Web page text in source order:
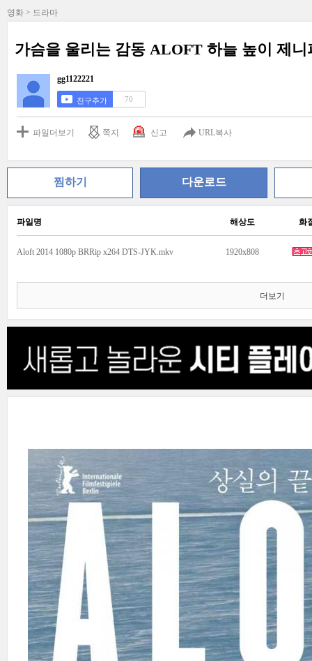
영화 > 드라마
가슴을 울리는 감동 ALOFT 하늘 높이 제니
gg1122221
친구추가 70
파일더보기 쪽지 신고 URL복사
찜하기 다운로드
파일명 해상도 화
Aloft 2014 1080p BRRip x264 DTS-JYK.mkv 1920x808
더보기